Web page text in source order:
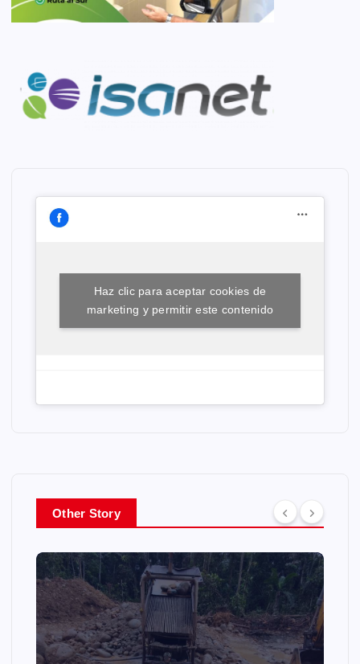
Haz clic para aceptar cookies de
marketing y permitir este contenido
Other Story